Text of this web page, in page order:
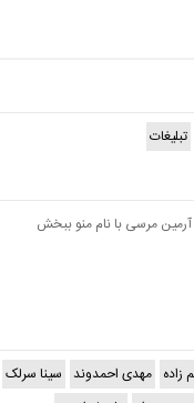
تبلیغات
مرسی با نام منو ببخش
زاده مهدی احمدوند سینا سرلک